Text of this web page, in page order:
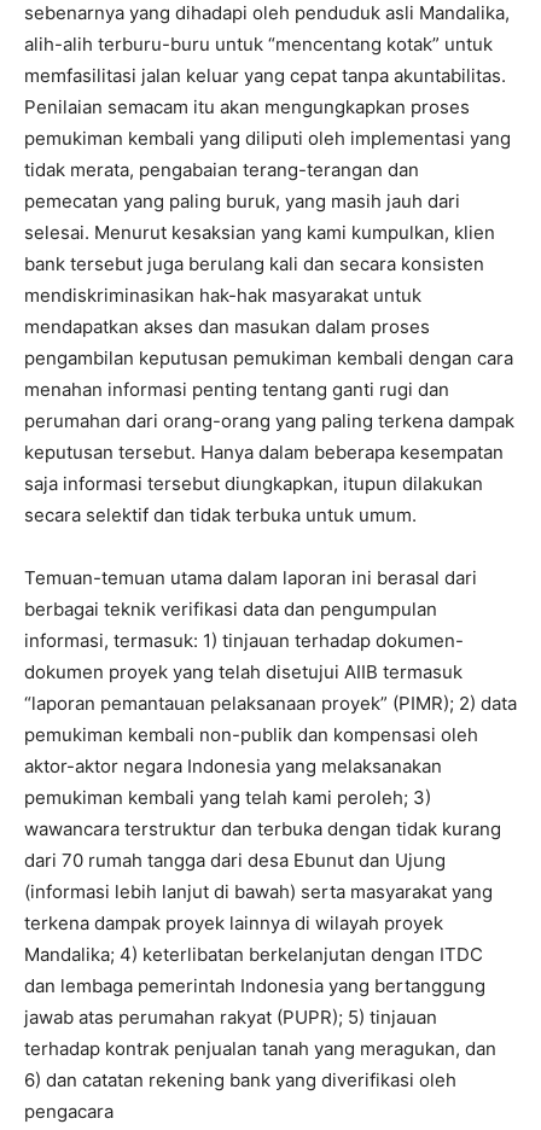
sebenarnya yang dihadapi oleh penduduk asli Mandalika,
alih-alih terburu-buru untuk “mencentang kotak” untuk
memfasilitasi jalan keluar yang cepat tanpa akuntabilitas.
Penilaian semacam itu akan mengungkapkan proses
pemukiman kembali yang diliputi oleh implementasi yang
tidak merata, pengabaian terang-terangan dan
pemecatan yang paling buruk, yang masih jauh dari
selesai. Menurut kesaksian yang kami kumpulkan, klien
bank tersebut juga berulang kali dan secara konsisten
mendiskriminasikan hak-hak masyarakat untuk
mendapatkan akses dan masukan dalam proses
pengambilan keputusan pemukiman kembali dengan cara
menahan informasi penting tentang ganti rugi dan
perumahan dari orang-orang yang paling terkena dampak
keputusan tersebut. Hanya dalam beberapa kesempatan
saja informasi tersebut diungkapkan, itupun dilakukan
secara selektif dan tidak terbuka untuk umum.
Temuan-temuan utama dalam laporan ini berasal dari
berbagai teknik verifikasi data dan pengumpulan
informasi, termasuk: 1) tinjauan terhadap dokumen-
dokumen proyek yang telah disetujui AIIB termasuk
“laporan pemantauan pelaksanaan proyek” (PIMR); 2) data
pemukiman kembali non-publik dan kompensasi oleh
aktor-aktor negara Indonesia yang melaksanakan
pemukiman kembali yang telah kami peroleh; 3)
wawancara terstruktur dan terbuka dengan tidak kurang
dari 70 rumah tangga dari desa Ebunut dan Ujung
(informasi lebih lanjut di bawah) serta masyarakat yang
terkena dampak proyek lainnya di wilayah proyek
Mandalika; 4) keterlibatan berkelanjutan dengan ITDC
dan lembaga pemerintah Indonesia yang bertanggung
jawab atas perumahan rakyat (PUPR); 5) tinjauan
terhadap kontrak penjualan tanah yang meragukan, dan
6) dan catatan rekening bank yang diverifikasi oleh
pengacara